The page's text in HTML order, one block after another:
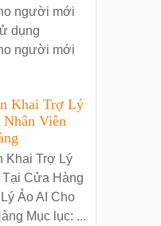
người mới
dụng
người mới
Khai Trợ Lý
Viên
Khai Trợ Lý
Cửa Hàng
Ảo AI Cho
Mục lục: ...